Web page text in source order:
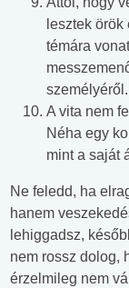
lesztek
témára
személyéről.
A vita nem
Néha egy
mint a saját
Ne feledd, ha
hanem
lehiggadsz,
nem rossz dolog,
érzelmileg nem